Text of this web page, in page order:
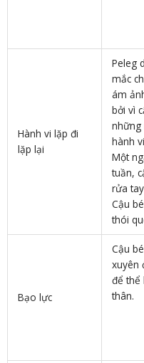
Hành vi lặp đi
lặp lại
Peleg
mắc
ám
bởi vì
những
hành
Một
tuần,
rửa
Cậu
thói
Bạo lực
Cậu
xuyên
để thể
thân.